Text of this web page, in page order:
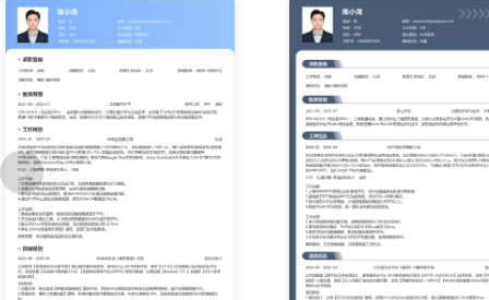
理，引入异步加载优先级队列与预加载策略，将场景切换平均时长从
6.团队协作：负责XXX人技术小组的日常任务分配与代码审查，建立
机制，编写《Unity移动端性能优化手册》与《项目框架使用指南》
短XXX%。
7.跨部门支持：协同美术部门制定3D模型、动画与特效的制作标准
实现复杂的游戏逻辑与关卡编辑器功能，参与运营活动工具链的需
型。
工作业绩：
1.完成游戏引擎XXX个核心模块的优化与重构，保障主力游戏在XXX
行XXX帧。